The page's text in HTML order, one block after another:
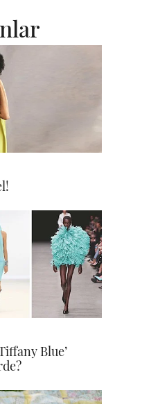
Blue’